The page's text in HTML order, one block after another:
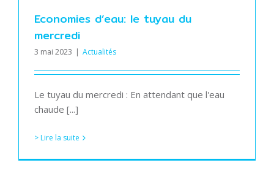
Economies d’eau: le tuyau du
mercredi
3 mai 2023 | Actualités
Le tuyau du mercredi : En attendant que l'eau
chaude [...]
> Lire la suite